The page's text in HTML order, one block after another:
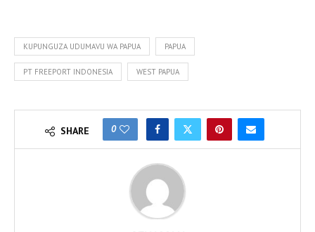
KUPUNGUZA UDUMAVU WA PAPUA PAPUA
PT FREEPORT INDONESIA WEST PAPUA
SHARE 0